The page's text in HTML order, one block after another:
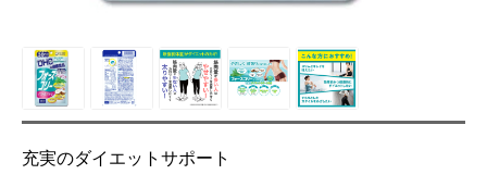
充実のダイエットサポート